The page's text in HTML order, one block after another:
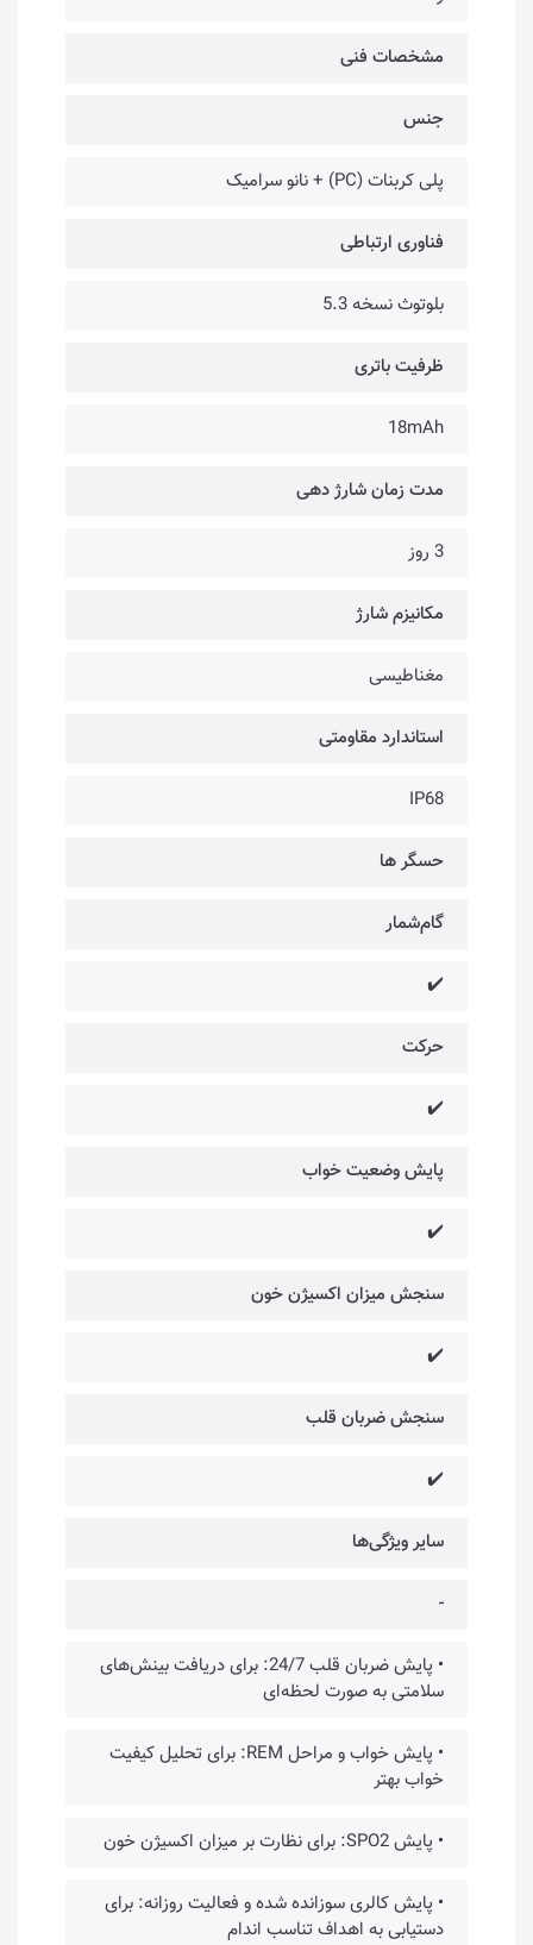
مشخصات فنی
جنس
پلی کربنات (PC) + نانو سرامیک
فناوری ارتباطی
بلوتوث نسخه 5.3
ظرفیت باتری
18mAh
مدت زمان شارژ دهی
3 روز
مکانیزم شارژ
مغناطیسی
استاندارد مقاومتی
IP68
حسگر ها
گام‌شمار
✔️
حرکت
✔️
پایش وضعیت خواب
✔️
سنجش میزان اکسیژن خون
✔️
سنجش ضربان قلب
✔️
سایر ویژگی‌ها
-
• پایش ضربان قلب 24/7: برای دریافت بینش‌های
سلامتی به صورت لحظه‌ای
• پایش خواب و مراحل REM: برای تحلیل کیفیت
خواب بهتر
• پایش SPO2: برای نظارت بر میزان اکسیژن خون
• پایش کالری سوزانده شده و فعالیت روزانه: برای
دستیابی به اهداف تناسب اندام